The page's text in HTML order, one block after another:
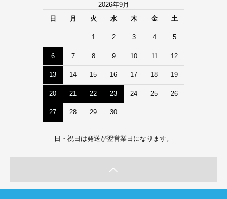
2026年9月
日
月 火 水 木 金 土
1 2 3 4 5
6 7 8 9 10 11 12
13 14 15 16 17 18 19
20 21 22 23 24 25 26
27 28 29 30
日・祝日は発送が翌営業日になります。